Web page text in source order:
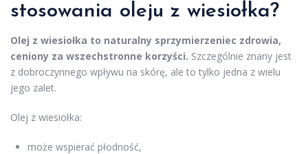
stosowania oleju z wiesiołka?
Olej z wiesiołka to naturalny sprzymierzeniec zdrowia,
ceniony za wszechstronne korzyści. Szczególnie znany jest
z dobroczynnego wpływu na skórę, ale to tylko jedna z wielu
jego zalet.
Olej z wiesiołka:
może wspierać płodność,